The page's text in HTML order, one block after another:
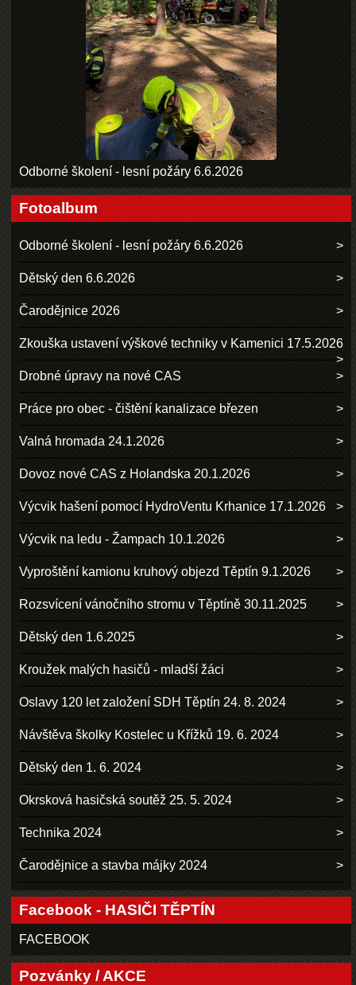
Odborné školení - lesní požáry 6.6.2026
Fotoalbum
Odborné školení - lesní požáry 6.6.2026
Dětský den 6.6.2026
Čarodějnice 2026
Zkouška ustavení výškové techniky v Kamenici 17.5.2026
Drobné úpravy na nové CAS
Práce pro obec - čištění kanalizace březen
Valná hromada 24.1.2026
Dovoz nové CAS z Holandska 20.1.2026
Výcvik hašení pomocí HydroVentu Krhanice 17.1.2026
Výcvik na ledu - Žampach 10.1.2026
Vyproštění kamionu kruhový objezd Těptín 9.1.2026
Rozsvícení vánočního stromu v Těptíně 30.11.2025
Dětský den 1.6.2025
Kroužek malých hasičů - mladší žáci
Oslavy 120 let založení SDH Těptín 24. 8. 2024
Návštěva školky Kostelec u Křížků 19. 6. 2024
Dětský den 1. 6. 2024
Okrsková hasičská soutěž 25. 5. 2024
Technika 2024
Čarodějnice a stavba májky 2024
Facebook - HASIČI TĚPTÍN
FACEBOOK
Pozvánky / AKCE